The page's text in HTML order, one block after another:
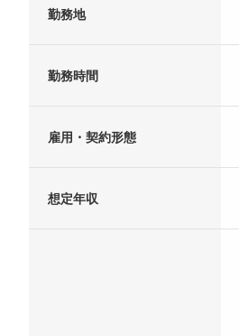
勤務地
勤務時間
雇用・契約形態
想定年収